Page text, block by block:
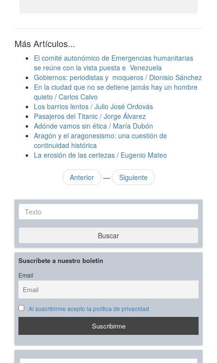
Más Artículos...
El comité autonómico de Emergencias humanitarias
se reúne con la vista puesta e Venezuela
Gobiernos: periodistas y moqueros / Dionisio Sánchez
En la ciudad que no se detiene jamás hay un hombre
quieto / Carlos Calvo
Los barrios lentos / Julio José Ordovás
Pasajeros del Titanic / Jorge Álvarez
Adónde vamos sin ética / María Dubón
Aragón y el aragonesismo: una cuestión de
continuidad histórica
La erosión de las certezas / Eugenio Mateo
Anterior — Siguiente
Texto
Buscar
Suscríbete a nuestro boletín
Email
Al suscribirme acepto la política de privacidad